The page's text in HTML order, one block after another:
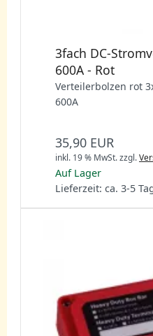
3fach DC-
600A - Rot
Verteilerbolzen rot
600A
35,90 EUR
inkl. 19 % MwSt.zzgl.
Auf Lager
Lieferzeit: ca. 3-5